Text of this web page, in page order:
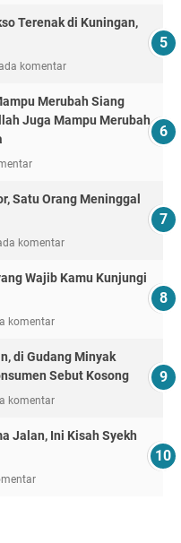
Terenak di Kuningan,
komentar
Merubah Siang
Juga Mampu Merubah
Satu Orang Meninggal
komentar
Wajib Kamu Kunjungi
komentar
di Gudang Minyak
Sebut Kosong
komentar
Jalan, Ini Kisah Syekh